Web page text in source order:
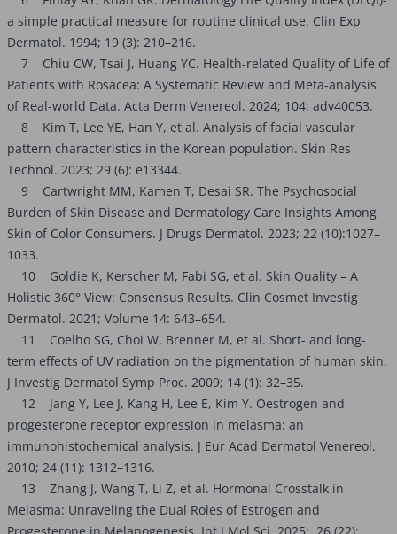
a simple practical measure for routine clinical use. Clin Exp
Dermatol. 1994; 19 (3): 210–216.
7 Chiu CW, Tsai J, Huang YC. Health-related Quality of Life of
Patients with Rosacea: A Systematic Review and Meta-analysis
of Real-world Data. Acta Derm Venereol. 2024; 104: adv40053.
8 Kim T, Lee YE, Han Y, et al. Analysis of facial vascular
pattern characteristics in the Korean population. Skin Res
Technol. 2023; 29 (6): e13344.
9 Cartwright MM, Kamen T, Desai SR. The Psychosocial
Burden of Skin Disease and Dermatology Care Insights Among
Skin of Color Consumers. J Drugs Dermatol. 2023; 22 (10):1027–
1033.
10 Goldie K, Kerscher M, Fabi SG, et al. Skin Quality – A
Holistic 360° View: Consensus Results. Clin Cosmet Investig
Dermatol. 2021; Volume 14: 643–654.
11 Coelho SG, Choi W, Brenner M, et al. Short- and long-
term effects of UV radiation on the pigmentation of human skin.
J Investig Dermatol Symp Proc. 2009; 14 (1): 32–35.
12 Jang Y, Lee J, Kang H, Lee E, Kim Y. Oestrogen and
progesterone receptor expression in melasma: an
immunohistochemical analysis. J Eur Acad Dermatol Venereol.
2010; 24 (11): 1312–1316.
13 Zhang J, Wang T, Li Z, et al. Hormonal Crosstalk in
Melasma: Unraveling the Dual Roles of Estrogen and